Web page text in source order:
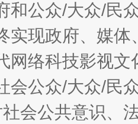
酒
和公众/大众/民
实现政府、媒
网络科技影视
会公众/大众/民
会公共意识、